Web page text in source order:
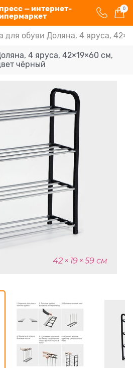
— интернет-
0
для обуви Доляна, 4 яруса,
4 яруса, 42×19×60 см,
чёрный